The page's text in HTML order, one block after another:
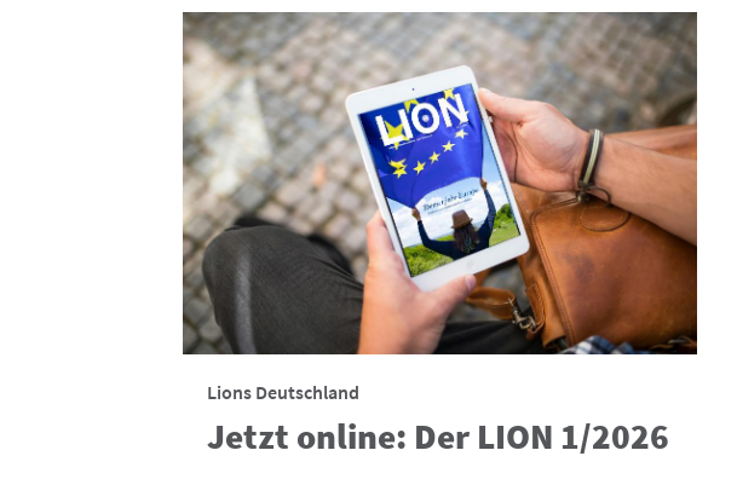
Lions Deutschland
Jetzt online: Der LION 1/2026